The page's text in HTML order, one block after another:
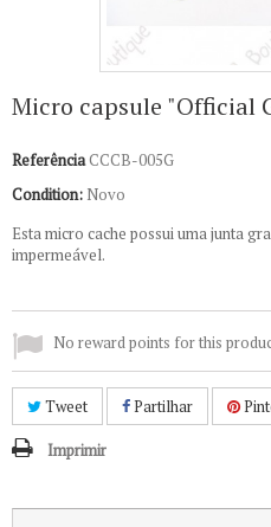
Micro capsule "Official
ReferênciaCCCB-005G
Condition: Novo
Esta micro cache possui uma junta
impermeável.
No reward points for this
Tweet Partilhar
Imprimir